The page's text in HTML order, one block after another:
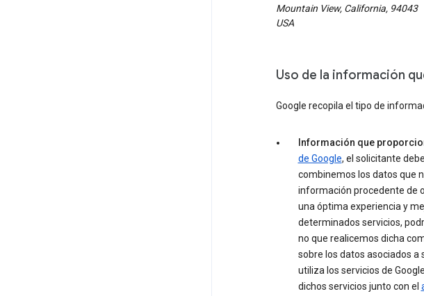
Mountain View, California, 94043
USA
Uso de la información
Google recopila el tipo de
Información que
de Google, el solicitante
combinemos los datos que
información procedente de
una óptima experiencia y
determinados servicios,
no que realicemos dicha
sobre los datos asociados a
utiliza los servicios de
dichos servicios junto con el